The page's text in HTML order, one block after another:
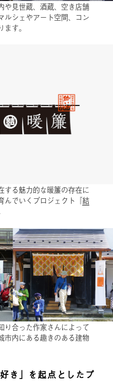
や見世蔵、酒蔵、空き店舗
ルシェやアート空間、コン
す。
する魅力的な暖簾の存在に
んでいくプロジェクト『結
り合った作家さんによって
市内にある趣きのある建物
好き」を起点としたプ